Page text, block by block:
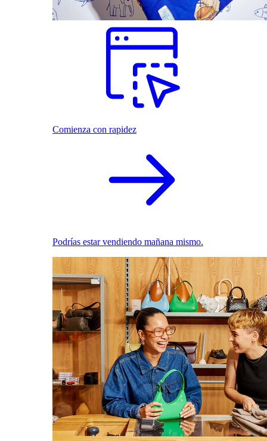
Comienza con rapidez
Podrías estar vendiendo mañana mismo.